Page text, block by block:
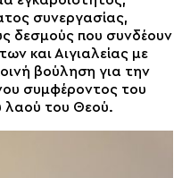
συνεργασίας,
δεσμούς που συνδέουν
και Αιγιαλείας με
βούληση για την
συμφέροντος του
λαού του Θεού.